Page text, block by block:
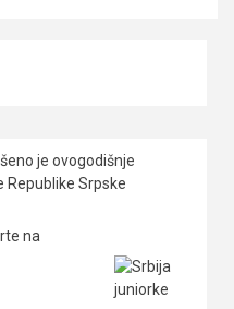
je ovogodišnje
Republike Srpske
na